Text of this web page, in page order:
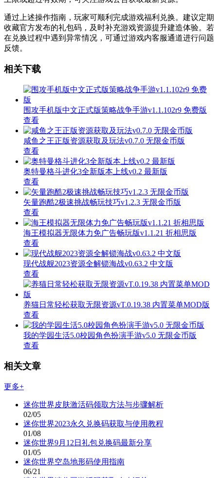
通过上述操作指南，玩家可顺利完成游戏福利兑换。建议定期
收藏官方发布的礼包码，及时补充游戏资源提升建造体验。若
在兑换过程中遇到异常情况，可通过游戏内客服通道进行问题
反馈。
相关下载
围攻手机版中文正式版策略战争手游v1.1.102r9 免费版
查看
咸鱼之王正版资源获取及玩法v0.7.0 无限金币版
查看
奥特曼格斗进化3全新版本上线v0.2 最新版
查看
矢量跑酷2极速挑战畅玩技巧v1.2.3 无限金币版
查看
海王模拟器无限体力免广告畅玩版v1.1.21 折相思版
查看
现代战舰2023资源全解锁海战v0.63.2 中文版
查看
养猫日常轻松获取无限资源vT.0.19.38 内置菜单MOD版
查看
我的学园生活5.0校园角色扮演手游v5.0 无限金币版
查看
相关文章
更多+
迷你世界皮肤激活码领取方法与步骤解析
02/05
迷你世界2023永久兑换码获取与使用教程
01/08
迷你世界9月12日礼包兑换码最新分享
01/05
迷你世界空岛地形码使用指南
06/21